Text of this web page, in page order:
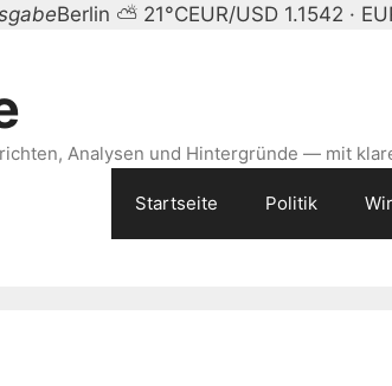
Berlin ⛅ 21°CEUR/USD 1.1542 ·
Analysen und Hintergründe — mit
Startseite Politik